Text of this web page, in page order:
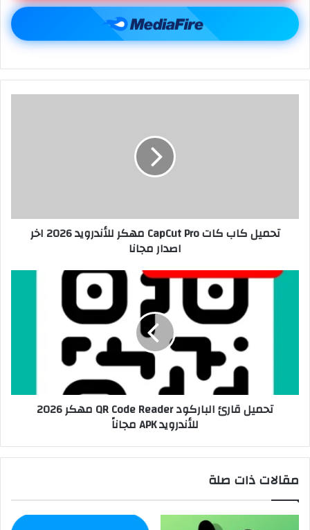
تحميل كاب كات CapCut Pro مهكر للأندرويد 2026 اخر
اصدار مجانا
تحميل قارئ الباركود QR Code Reader مهكر 2026
للأندرويد APK مجاناً
مقالات ذات صلة